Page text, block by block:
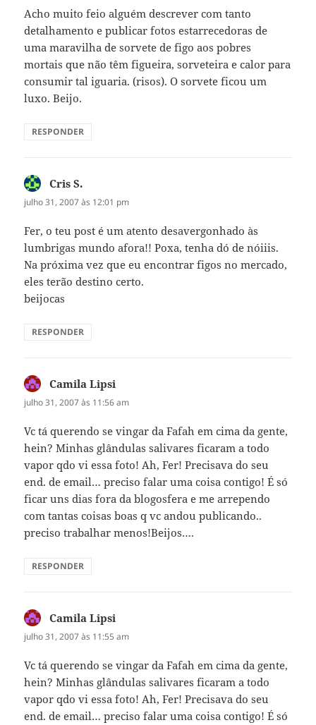
Acho muito feio alguém descrever com tanto
detalhamento e publicar fotos estarrecedoras de
uma maravilha de sorvete de figo aos pobres
mortais que não têm figueira, sorveteira e calor para
consumir tal iguaria. (risos). O sorvete ficou um
luxo. Beijo.
RESPONDER
Cris S.
julho 31, 2007 às 12:01 pm
Fer, o teu post é um atento desavergonhado às
lumbrigas mundo afora!! Poxa, tenha dó de nóiiis.
Na próxima vez que eu encontrar figos no mercado,
eles terão destino certo.
beijocas
RESPONDER
Camila Lipsi
julho 31, 2007 às 11:56 am
Vc tá querendo se vingar da Fafah em cima da gente,
hein? Minhas glândulas salivares ficaram a todo
vapor qdo vi essa foto! Ah, Fer! Precisava do seu
end. de email… preciso falar uma coisa contigo! É só
ficar uns dias fora da blogosfera e me arrependo
com tantas coisas boas q vc andou publicando..
preciso trabalhar menos!Beijos….
RESPONDER
Camila Lipsi
julho 31, 2007 às 11:55 am
Vc tá querendo se vingar da Fafah em cima da gente,
hein? Minhas glândulas salivares ficaram a todo
vapor qdo vi essa foto! Ah, Fer! Precisava do seu
end. de email… preciso falar uma coisa contigo! É só